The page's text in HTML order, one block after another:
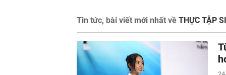
00:04
Một yếu tố
23:40
Người đàn
sau bác sĩ
Nam ca sĩ
Tin tức, bài viết mới nhất về THỰC TẬP